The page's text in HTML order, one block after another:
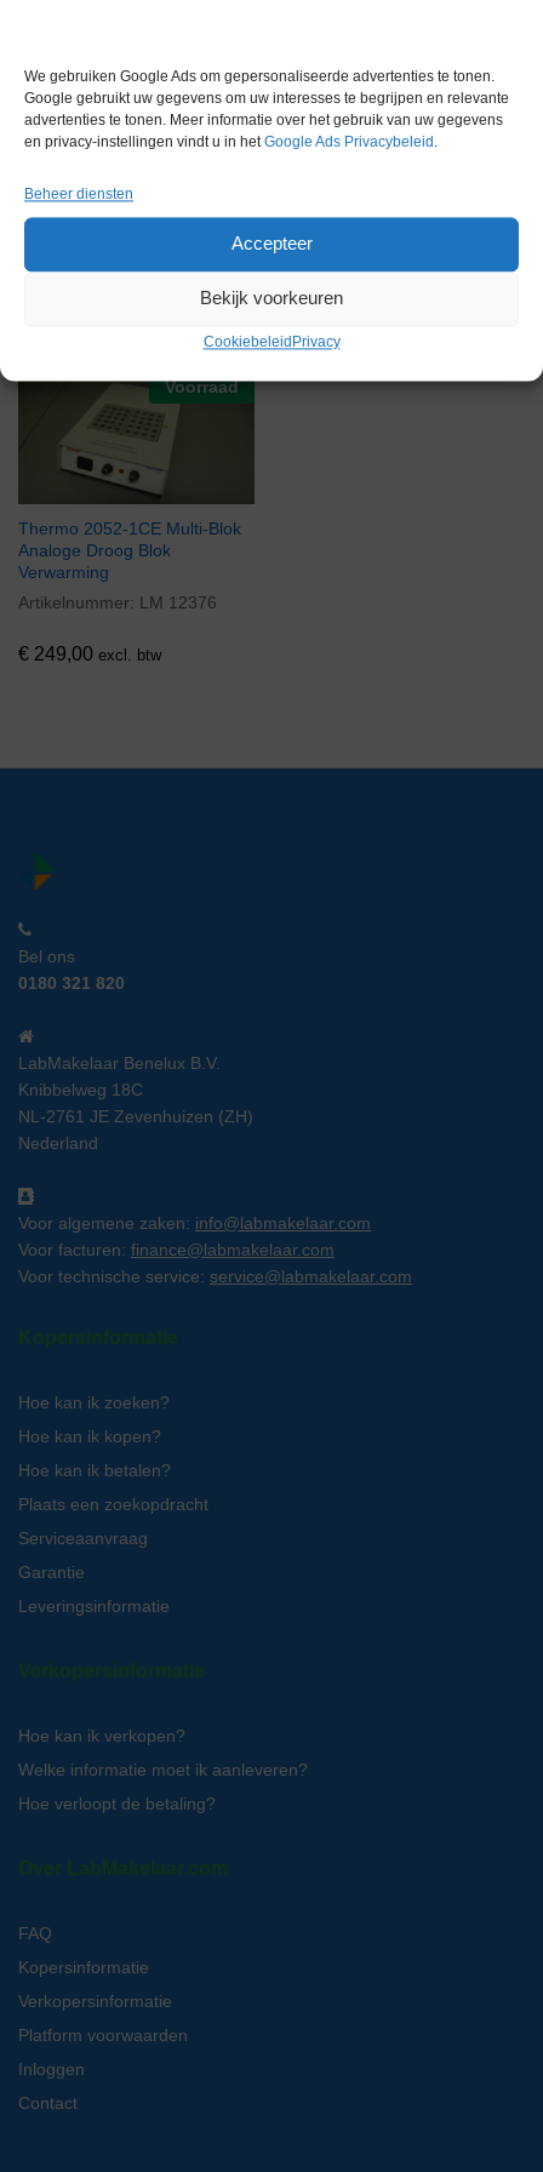
We gebruiken Google Ads om gepersonaliseerde advertenties te tonen.
Google gebruikt uw gegevens om uw interesses te begrijpen en relevante
advertenties te tonen. Meer informatie over het gebruik van uw gegevens
en privacy-instellingen vindt u in hetGoogle Ads Privacybeleid .
Beheer diensten
Accepteer
Bekijk voorkeuren
Cookiebeleid Privacy
Garantie 6 maanden
Gerelateerde producten
Voorraad
Thermo 2052-1CE Multi-Blok
Analoge Droog Blok
Verwarming
Artikelnummer: LM 12376
€ 249,00 excl. btw
Bel ons
0180 321 820
LabMakelaar Benelux B.V.
Knibbelweg 18C
NL-2761 JE Zevenhuizen (ZH)
Nederland
Voor algemene zaken: info@labmakelaar.com
Voor facturen: finance@labmakelaar.com
Voor technische service: service@labmakelaar.com
Kopersinformatie
Hoe kan ik zoeken?
Hoe kan ik kopen?
Hoe kan ik betalen?
Plaats een zoekopdracht
Serviceaanvraag
Garantie
Leveringsinformatie
Verkopersinformatie
Hoe kan ik verkopen?
Welke informatie moet ik aanleveren?
Hoe verloopt de betaling?
Over LabMakelaar.com
FAQ
Kopersinformatie
Verkopersinformatie
Platform voorwaarden
Inloggen
Contact